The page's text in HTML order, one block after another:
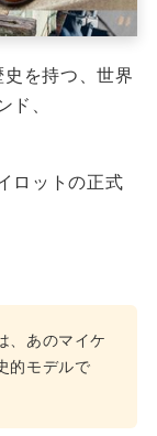
を持つ、世界
ド、
ロットの正式
、あのマイケ
的モデルで